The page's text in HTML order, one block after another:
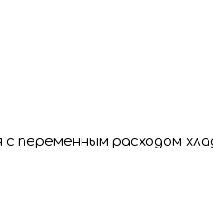
переменным расходом